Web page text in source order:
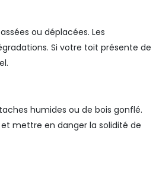
ou déplacées. Les
Si votre toit présente de
humides ou de bois gonflé.
mettre en danger la solidité de